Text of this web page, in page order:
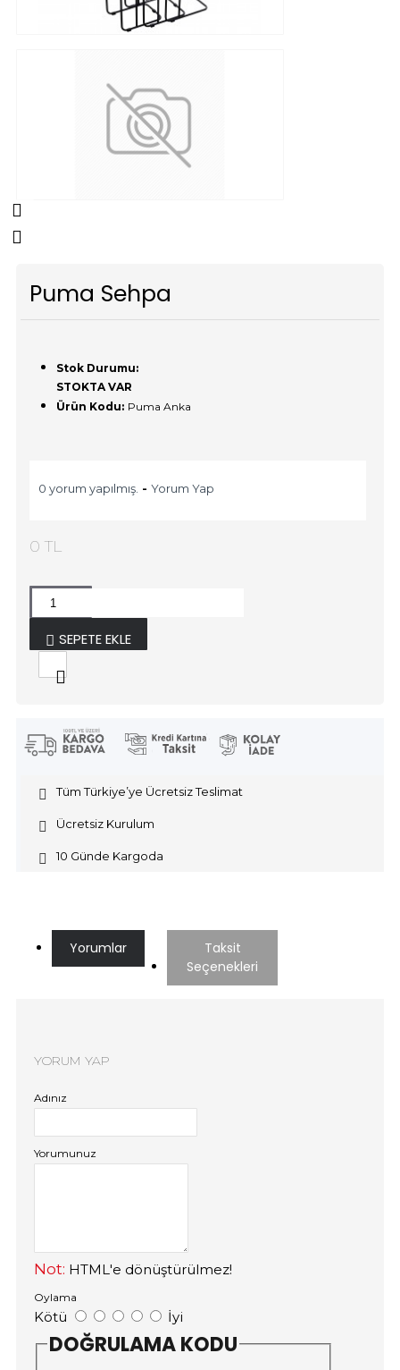
Puma Sehpa
Stok Durumu:
STOKTA VAR
Ürün Kodu: Puma Anka
0 yorum yapılmış. - Yorum Yap
0 TL
SEPETE EKLE
Tüm Türkiye’ye Ücretsiz Teslimat
Ücretsiz Kurulum
10 Günde Kargoda
Yorumlar
Taksit
Seçenekleri
YORUM YAP
Adınız
Yorumunuz
Not: HTML'e dönüştürülmez!
Oylama
Kötü İyi
DOĞRULAMA KODU